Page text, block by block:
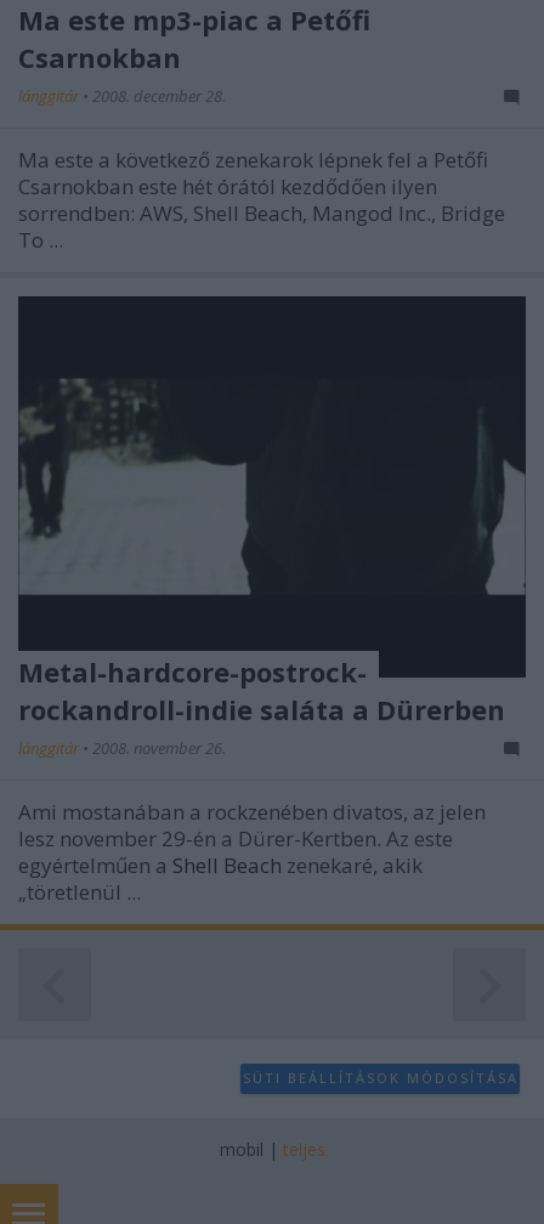
Ma este mp3-piac a Petőfi
Csarnokban
lánggitár • 2008. december 28.
Ma este a következő zenekarok lépnek fel a Petőfi
Csarnokban este hét órától kezdődően ilyen
sorrendben: AWS, Shell Beach, Mangod Inc., Bridge
To ...
Metal-hardcore-postrock-
rockandroll-indie saláta a Dürerben
lánggitár • 2008. november 26.
Ami mostanában a rockzenében divatos, az jelen
lesz november 29-én a Dürer-Kertben. Az este
egyértelműen a Shell Beach zenekaré, akik
„töretlenül ...
SÜTI BEÁLLÍTÁSOK MÓDOSÍTÁSA
mobil | teljes